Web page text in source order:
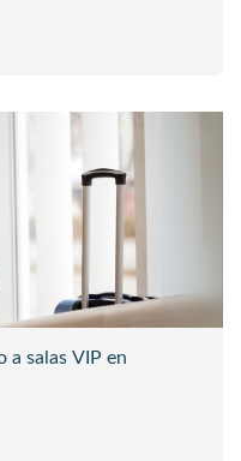
a salas VIP en